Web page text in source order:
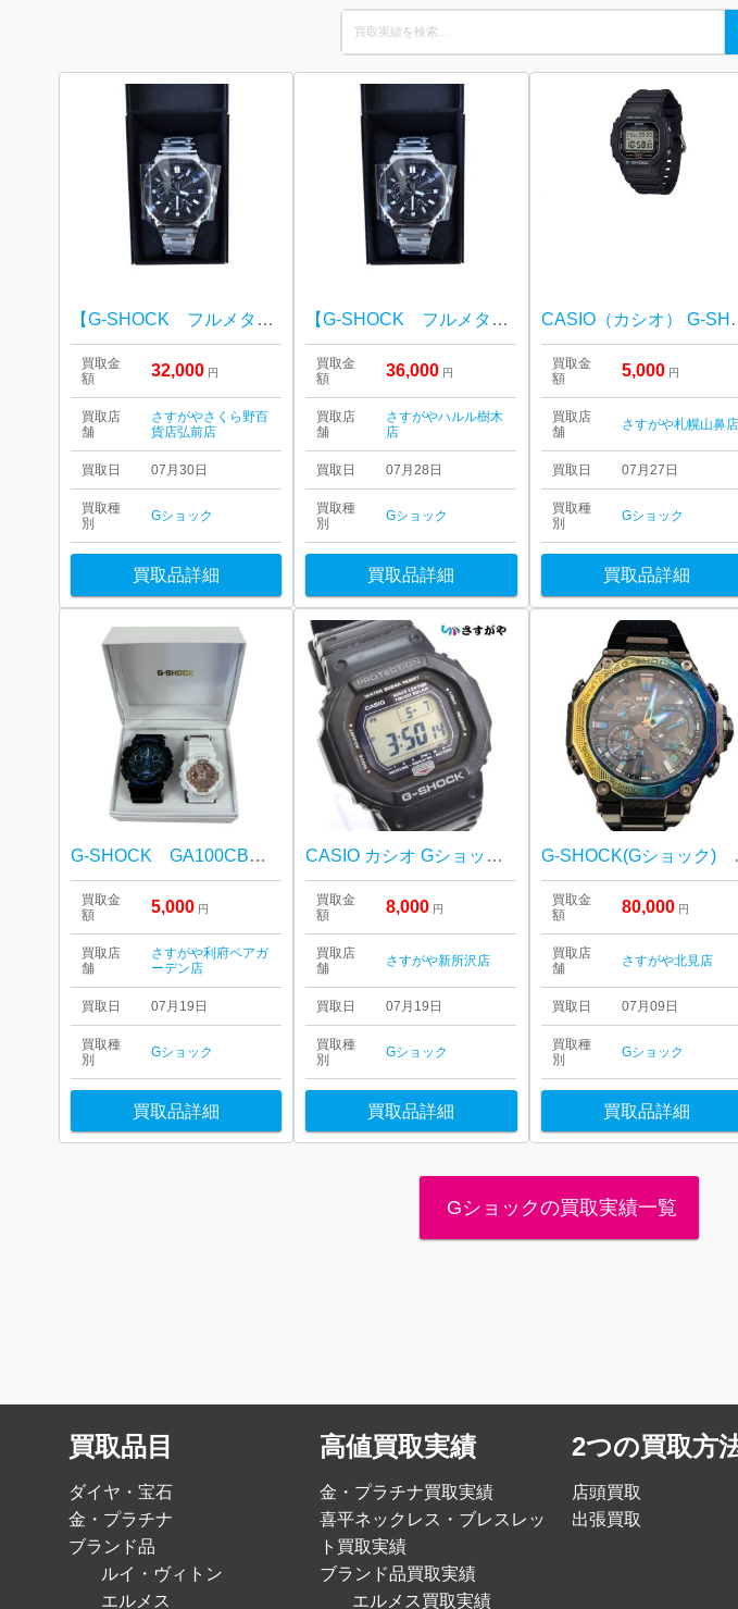
Search
for:
【G-SHOCK フルメタル クロノグラフ】さくら野百貨店弘前店
買取金
額
32,000 円
買取店
舗
さすがやさくら野百
貨店弘前店
買取日 07月30日
買取種
別
Gショック
買取品詳細
【G-SHOCK フルメタル クロノグラフ】ハルル樹木店
買取金
額
36,000 円
買取店
舗
さすがやハルル樹木
店
買取日 07月28日
買取種
別
Gショック
買取品詳細
CASIO（カシ
買取金
額
5,000 円
買取店
舗
さすがや札幌山鼻店
買取日 07月27日
買取種
別
Gショック
買取品詳細
G-SHOCK GA100CB＆BA110X ペア
買取金
額
5,000 円
買取店
舗
さすがや利府ペアガ
ーデン店
買取日 07月19日
買取種
別
Gショック
買取品詳細
CASIO カシオ Gショック タフソーラー GW-5600J 腕時計
買取金
額
8,000 円
買取店
舗
さすがや新所沢店
買取日 07月19日
買取種
別
Gショック
買取品詳細
G-
買取金
額
80,000 円
買取店
舗
さすがや北見店
買取日 07月09日
買取種
別
Gショック
買取品詳細
Gショックの買取実績一覧
買取品目
ダイヤ・宝石
金・プラチナ
ブランド品
ルイ・ヴィトン
エルメス
高値買取実績
金・プラチナ買取実績
喜平ネックレス・ブレスレッ
ト買取実績
ブランド品買取実績
エルメス買取実績
2つの買取方
店頭買取
出張買取